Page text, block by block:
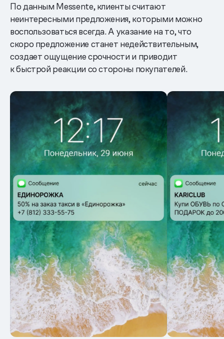
По данным Messente, клиенты считают
неинтересными предложения, которыми можно
воспользоваться всегда. А указание на то, что
скоро предложение станет недействительным,
создает ощущение срочности и приводит
к быстрой реакции со стороны покупателей.